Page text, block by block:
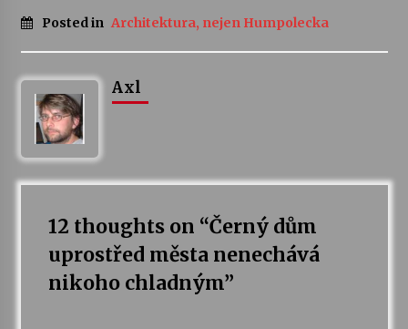
Posted in Architektura, nejen Humpolecka
Axl
12 thoughts on “Černý dům
uprostřed města nenechává
nikoho chladným”